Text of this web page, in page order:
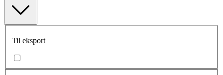
Til eksport